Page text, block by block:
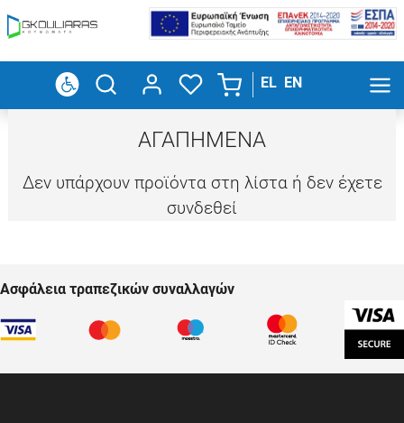
EL EN
ΑΓΑΠΗΜΕΝΑ
Δεν υπάρχουν προϊόντα στη λίστα ή δεν έχετε
συνδεθεί
Ασφάλεια τραπεζικών συναλλαγών